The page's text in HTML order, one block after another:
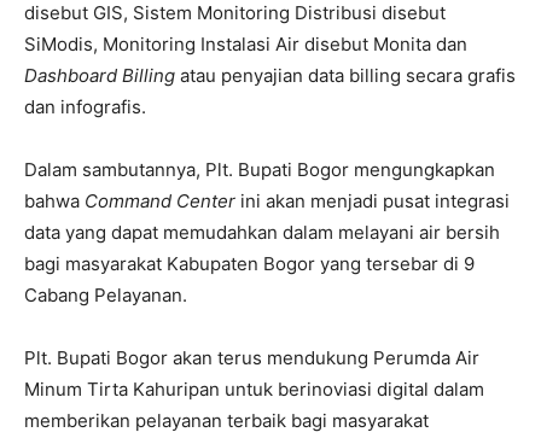
disebut GIS, Sistem Monitoring Distribusi disebut
SiModis, Monitoring Instalasi Air disebut Monita dan
Dashboard Billing atau penyajian data billing secara grafis
dan infografis.
Dalam sambutannya, Plt. Bupati Bogor mengungkapkan
bahwa Command Center ini akan menjadi pusat integrasi
data yang dapat memudahkan dalam melayani air bersih
bagi masyarakat Kabupaten Bogor yang tersebar di 9
Cabang Pelayanan.
Plt. Bupati Bogor akan terus mendukung Perumda Air
Minum Tirta Kahuripan untuk berinoviasi digital dalam
memberikan pelayanan terbaik bagi masyarakat